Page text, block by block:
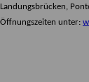
Landungsbrücken,
Öffnungszeiten unter: